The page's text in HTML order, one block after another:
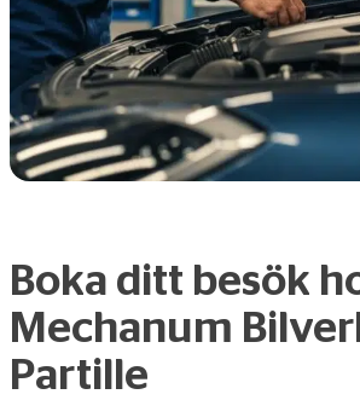
Boka ditt besök
Mechanum
Partille